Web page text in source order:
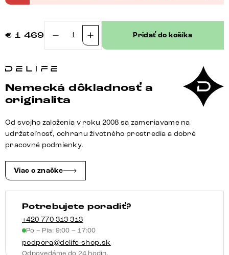
€ 1 469
množstvo
stôl
160x90
XL
akácia
prírodná
nerezová
šikmý
Live-
Edge
Pridať do košíka
Nemecká dôkladnosť a
originalita
Od svojho založenia v roku 2008 sa zameriavame na
udržateľnosť, ochranu životného prostredia a dobré
pracovné podmienky.
Viac o značke
Potrebujete poradiť?
+420 770 313 313
Po – Pia: 9:00 – 17:00
podpora@delife-shop.sk